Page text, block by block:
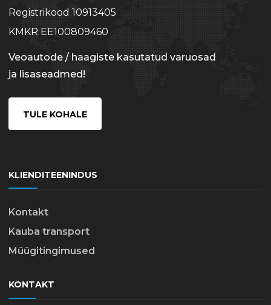
Registrikood 10913405
KMKR EE100809460
Veoautode / haagiste kasutatud varuosad
ja lisaseadmed!
TULE KOHALE
KLIENDITEENINDUS
Kontakt
Kauba transport
Müügitingimused
KONTAKT